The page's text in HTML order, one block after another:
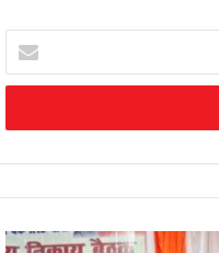
your
Email